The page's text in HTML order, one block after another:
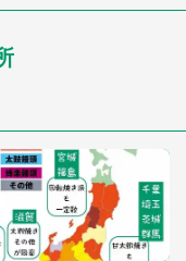
大パニック。隣席の青
持ち悪い」 道端でバ
〟に6.5万人戦慄